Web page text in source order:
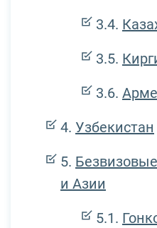
Узбекистан
и Азии